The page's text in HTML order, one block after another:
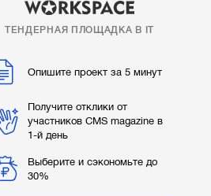
ТЕНДЕРНАЯ ПЛОЩАДКА В IT
Опишите проект за 5 минут
Получите отклики от
участников CMS magazine в
1-й день
Выберите и сэкономьте до
30%